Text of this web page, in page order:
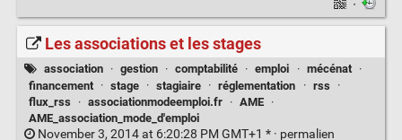
·
Les associations et les stages
association · gestion · comptabilité · emploi · mécénat
·
financement
· stage · stagiaire · réglementation · rss
·
flux_rss
· associationmodeemploi.fr · AME ·
AME_association_mode_d'emploi
November 3, 2014 at 6:20:28 PM GMT+1 * · permalien